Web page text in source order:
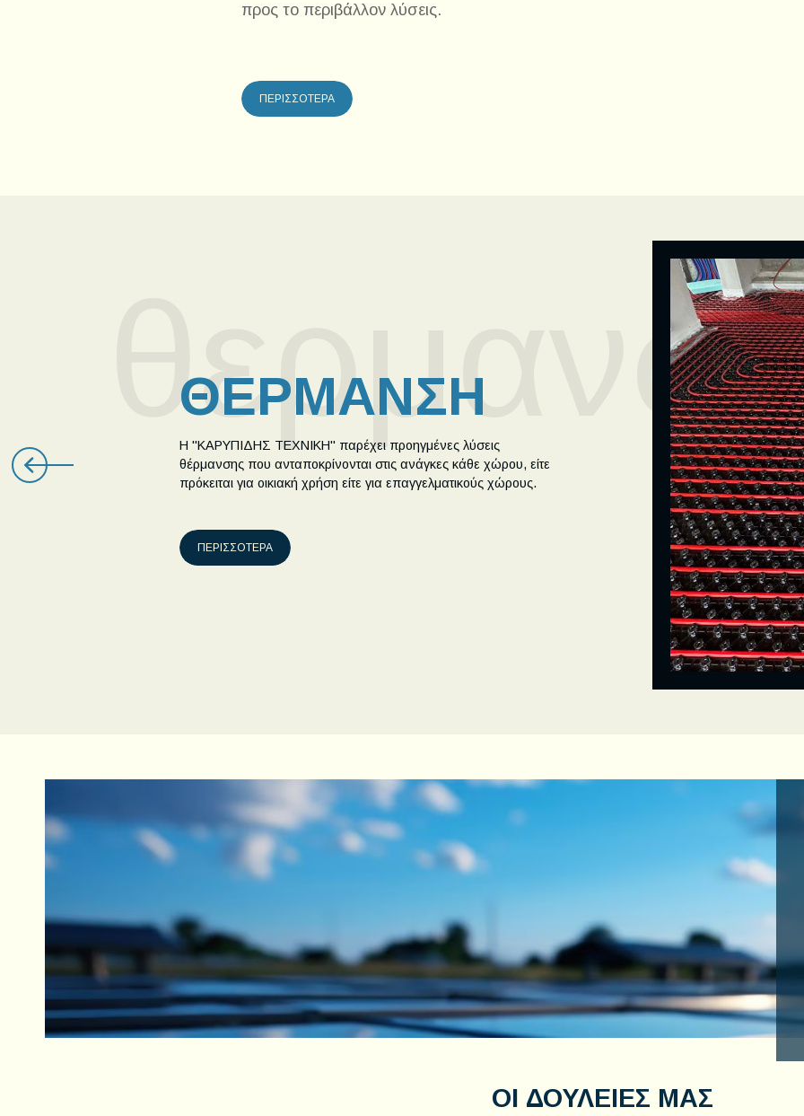
προς το περιβάλλον λύσεις.
ΠΕΡΙΣΣΟΤΕΡΑ
ΘΕΡΜΑΝΣΗ
Η "ΚΑΡΥΠΙΔΗΣ ΤΕΧΝΙΚΗ" παρέχει προηγμένες λύσεις
θέρμανσης που ανταποκρίνονται στις ανάγκες κάθε χώρου, είτε
πρόκειται για οικιακή χρήση είτε για επαγγελματικούς χώρους.
ΠΕΡΙΣΣΟΤΕΡΑ
ΟΙ ΔΟΥΛΕΙΕΣ ΜΑΣ